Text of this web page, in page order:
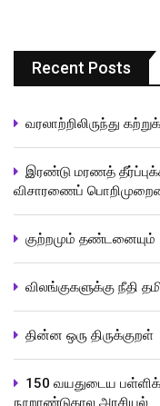
Recent Posts
வரலாற்றிலிருந்து
இரண்டு மரணத்
விசாரணைப்
குற்றமும் தண்டனையும்
விலங்குகளுக்கு நீதி
தின்ன ஒரு திருக்குறள்
150 வயதுடைய
நூறாண்டுகால அரசியல்